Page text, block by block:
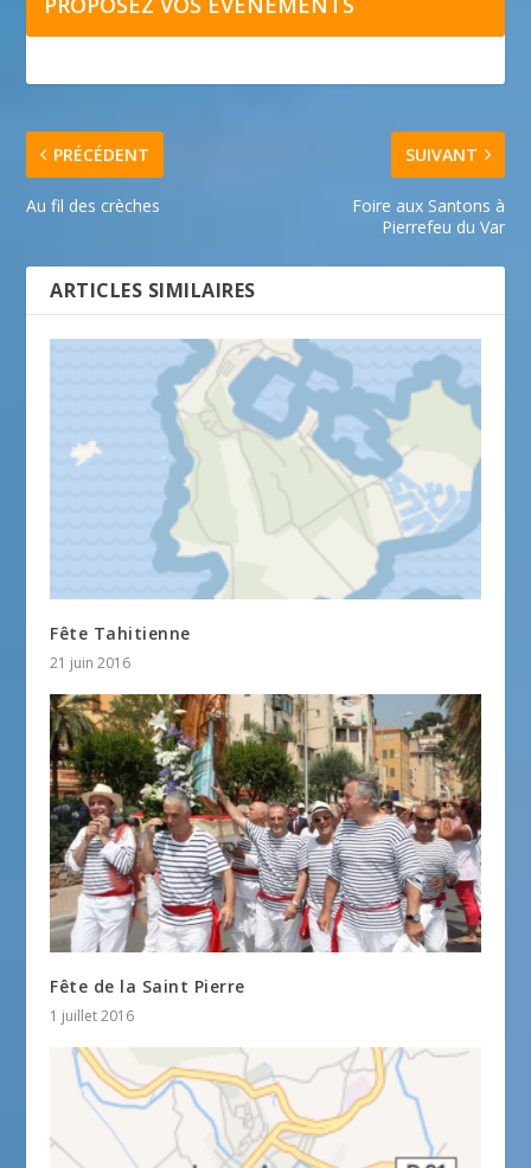
PRÉCÉDENT
Au fil des crèches
SUIVANT
Foire aux Santons à
Pierrefeu du Var
ARTICLES SIMILAIRES
Fête Tahitienne
21 juin 2016
Fête de la Saint Pierre
1 juillet 2016